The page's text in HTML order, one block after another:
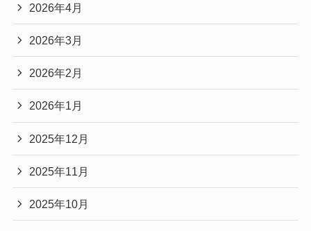
2026年4月
2026年3月
2026年2月
2026年1月
2025年12月
2025年11月
2025年10月